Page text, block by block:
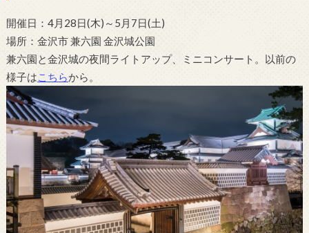
開催日：4月28日(木)～5月7日(土)
場所：金沢市 兼六園 金沢城公園
兼六園と金沢城の夜間ライトアップ、ミニコンサート。以前の
様子はこちらから。